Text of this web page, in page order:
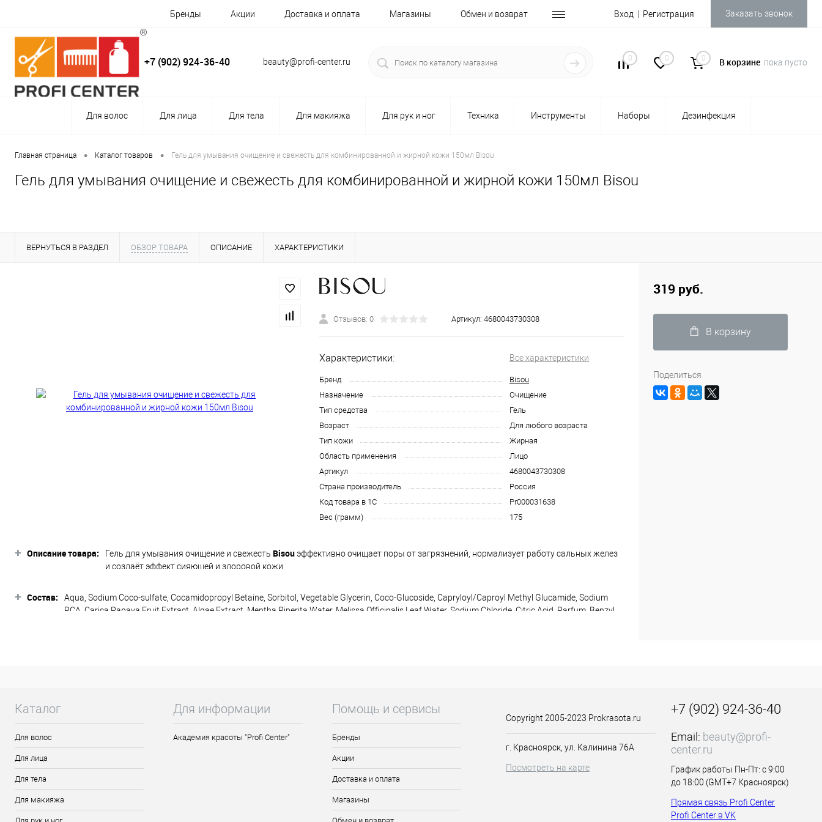
Бренды Акции Доставка и оплата Магазины Обмен и возврат Вход Регистрация Заказать звонок
+7 (902) 924-36-40 beauty@profi-center.ru 0 0 0 В корзине пока пусто
Для волос Для лица Для тела Для макияжа Для рук и ног Техника Инструменты Наборы Дезинфекция
Главная страница • Каталог товаров • Гель для умывания очищение и свежесть для комбинированной и жирной кожи 150мл Bisou
Гель для умывания очищение и свежесть для комбинированной и жирной кожи 150мл Bisou
ВЕРНУТЬСЯ В РАЗДЕЛ ОБЗОР ТОВАРА ОПИСАНИЕ ХАРАКТЕРИСТИКИ
Отзывов: 0 Артикул: 4680043730308
Характеристики: Все характеристики
Бренд
Bisou
Назначение
Очищение
Тип средства
Гель
Возраст
Для любого возраста
Тип кожи
Жирная
Область применения
Лицо
Артикул
4680043730308
Страна производитель
Россия
Код товара в 1С
Pr000031638
Вес (грамм)
175
+ Описание товара: Гель для умывания очищение и свежесть Bisouэффективно очищает поры от загрязнений, нормализует работу сальных желез
и создаёт эффект сияющей и здоровой кожи.
Подходит для комбинированной и жирной кожи.
150 мл.
Способ применения:Нанесите гель на влажную кожу лица, шеи и декольте, помассируйте, смойте водой. Подходит для
+ Состав:
Aqua, Sodium Coco-sulfate, Cocamidopropyl Betaine, Sorbitol, Vegetable Glycerin, Coco-Glucoside, Capryloyl/Caproyl Methyl Glucamide, Sodium
PCA, Carica Papaya Fruit Extract, Algae Extract, Mentha Piperita Water, Melissa Officinalis Leaf Water, Sodium Chloride, Citric Acid, Parfum, Benzyl
319 руб.
В корзину
Поделиться
Каталог
Для волос
Для лица
Для тела
Для макияжа
Для информации
Академия красоты "Profi Center"
Помощь и сервисы
Бренды
Акции
Доставка и оплата
Магазины
Copyright 2005-2023 Prokrasota.ru
г. Красноярск, ул. Калинина 76А
Посмотреть на карте
+7 (902) 924-36-40
Email: beauty@profi-
center.ru
График работы Пн-Пт: с 9:00
до 18:00 (GMT+7 Красноярск)
Прямая связь Profi Center
Profi Center в VK